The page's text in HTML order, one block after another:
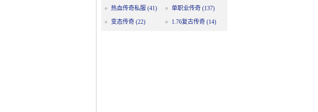
热血传奇私服 (41) 单职业传奇 (137)
变态传奇 (22) 1.76复古传奇 (14)